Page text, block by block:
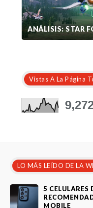
ANÁLISIS: STAR
Vistas A La Página
LO MÁS LEÍDO DE LA
5 CELULARES
MOBILE